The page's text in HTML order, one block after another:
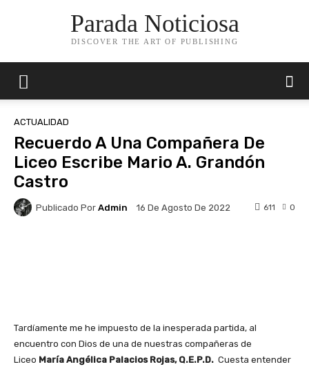
Parada Noticiosa
DISCOVER THE ART OF PUBLISHING
ACTUALIDAD
Recuerdo A Una Compañera De
Liceo Escribe Mario A. Grandón
Castro
Publicado Por Admin 16 De Agosto De 2022 0
611
Tardíamente me he impuesto de la inesperada partida, al
encuentro con Dios de una de nuestras compañeras de
Liceo María Angélica Palacios Rojas, Q.E.P.D. Cuesta entender